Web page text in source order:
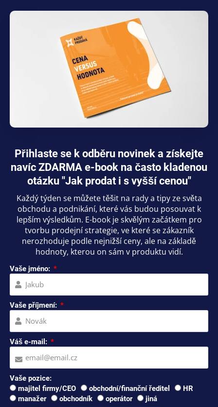
Přihlaste se k odběru novinek a získejte
navíc ZDARMA e-book na často kladenou
otázku "Jak prodat i s vyšší cenou"
Každý týden se můžete těšit na rady a tipy ze světa
obchodu a podnikání, které vás budou posouvat k
lepším výsledkům. E-book je skvělým začátkem pro
tvorbu prodejní strategie, ve které se zákazník
nerozhoduje podle nejnižší ceny, ale na základě
hodnoty, kterou on sám v produktu vidí.
Vaše jméno:
Vaše příjmení:
Váš e-mail:
Vaše pozice:
majitel firmy/CEO
obchodní/finanční ředitel
HR
manažer
obchodník operátor jiná